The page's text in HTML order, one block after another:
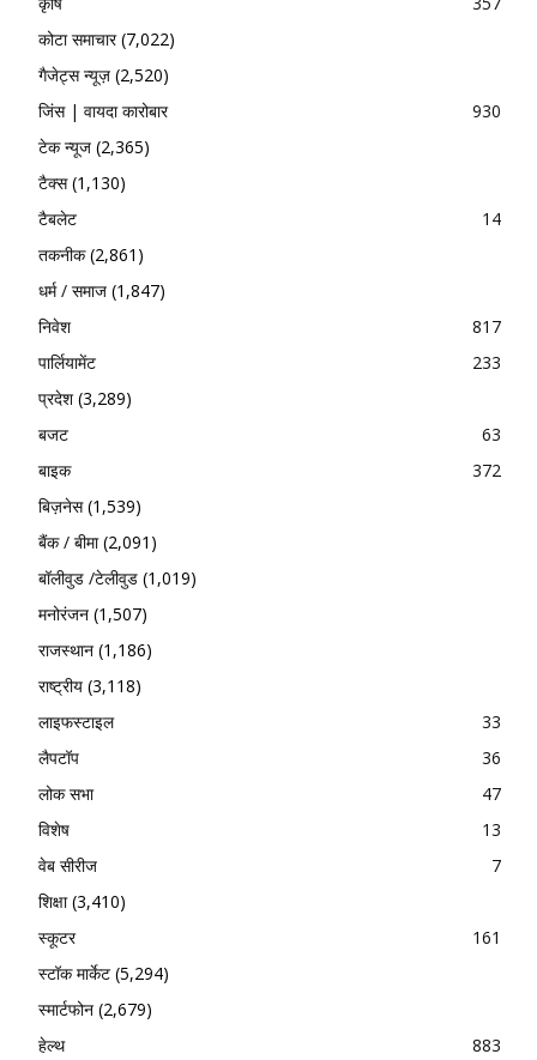
कोटा समाचार(7,022)
गैजेट्स न्यूज़ (2,520)
जिंस | वायदा कारोबार
930
टेक न्यूज (2,365)
टैक्स(1,130)
टैबलेट
14
तकनीक(2,861)
धर्म / समाज (1,847)
निवेश
817
पार्लियामेंट
233
प्रदेश(3,289)
बजट
63
बाइक
372
बिज़नेस(1,539)
बैंक / बीमा(2,091)
बॉलीवुड /टेलीवुड (1,019)
मनोरंजन (1,507)
राजस्थान (1,186)
राष्ट्रीय (3,118)
लाइफस्टाइल
33
लैपटॉप
36
लोक सभा
47
विशेष
13
वेब सीरीज
7
शिक्षा(3,410)
स्कूटर
161
स्टॉक मार्केट (5,294)
स्मार्टफोन (2,679)
हेल्थ
883